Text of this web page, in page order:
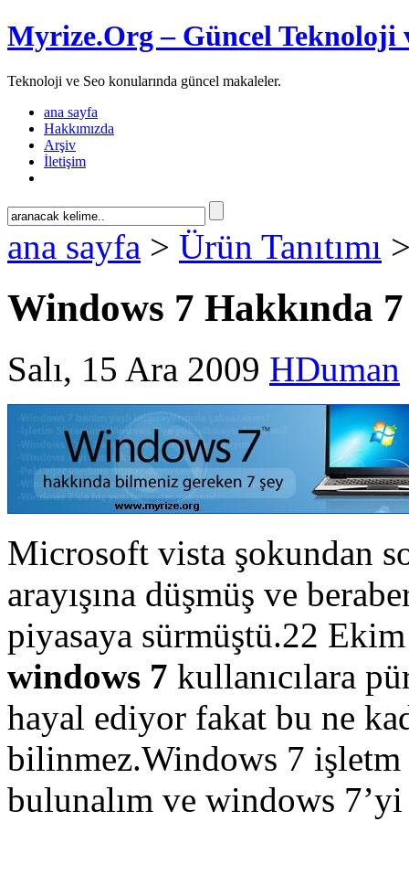
Myrize.Org – Güncel Teknoloji
Teknoloji ve Seo konularında güncel makaleler.
ana sayfa
Hakkımızda
Arşiv
İletişim
ana sayfa > Ürün Tanıtımı
Windows 7 Hakkında
Salı, 15 Ara 2009 HDuman
Microsoft vista şokundan
arayışına düşmüş ve
piyasaya sürmüştü.22
windows 7 kullanıcılara
hayal ediyor fakat bu ne
bilinmez.Windows 7 işletm
bulunalım ve windows 7’yi